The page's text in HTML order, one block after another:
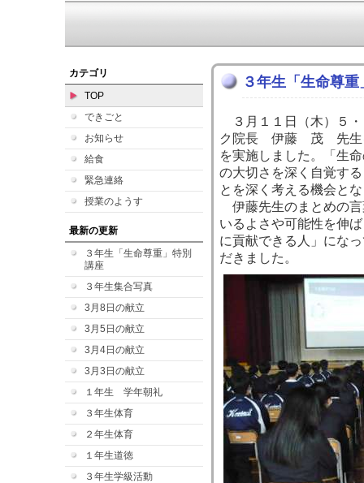
カテゴリ
TOP
できごと
お知らせ
給食
緊急連絡
授業のようす
最新の更新
３年生「生命尊重」特別
講座
３年生集合写真
3月8日の献立
3月5日の献立
3月4日の献立
3月3日の献立
１年生 学年朝礼
３年生体育
２年生体育
１年生道徳
３年生学級活動
３年生「生命尊
３月１１日（木）５・
ク院長 伊藤 茂 先生
を実施しました。「生
の大切さを深く自覚す
とを深く考える機会と
伊藤先生のまとめの言
いるよさや可能性を伸
に貢献できる人」にな
だきました。